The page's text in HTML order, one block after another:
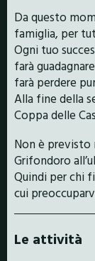
Da questo
famiglia, per
Ogni tuo
farà
farà perdere
Alla fine della
Coppa delle
Non è previsto
Grifondoro
Quindi per chi
cui
Le attività